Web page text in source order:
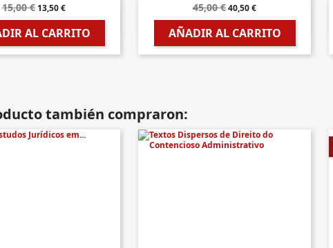
15,00 € 13,50 €
AL CARRITO
Vista rápida
45,00 €40,50 €
AÑADIR AL CARRITO
 Vista rápida
también compraron: